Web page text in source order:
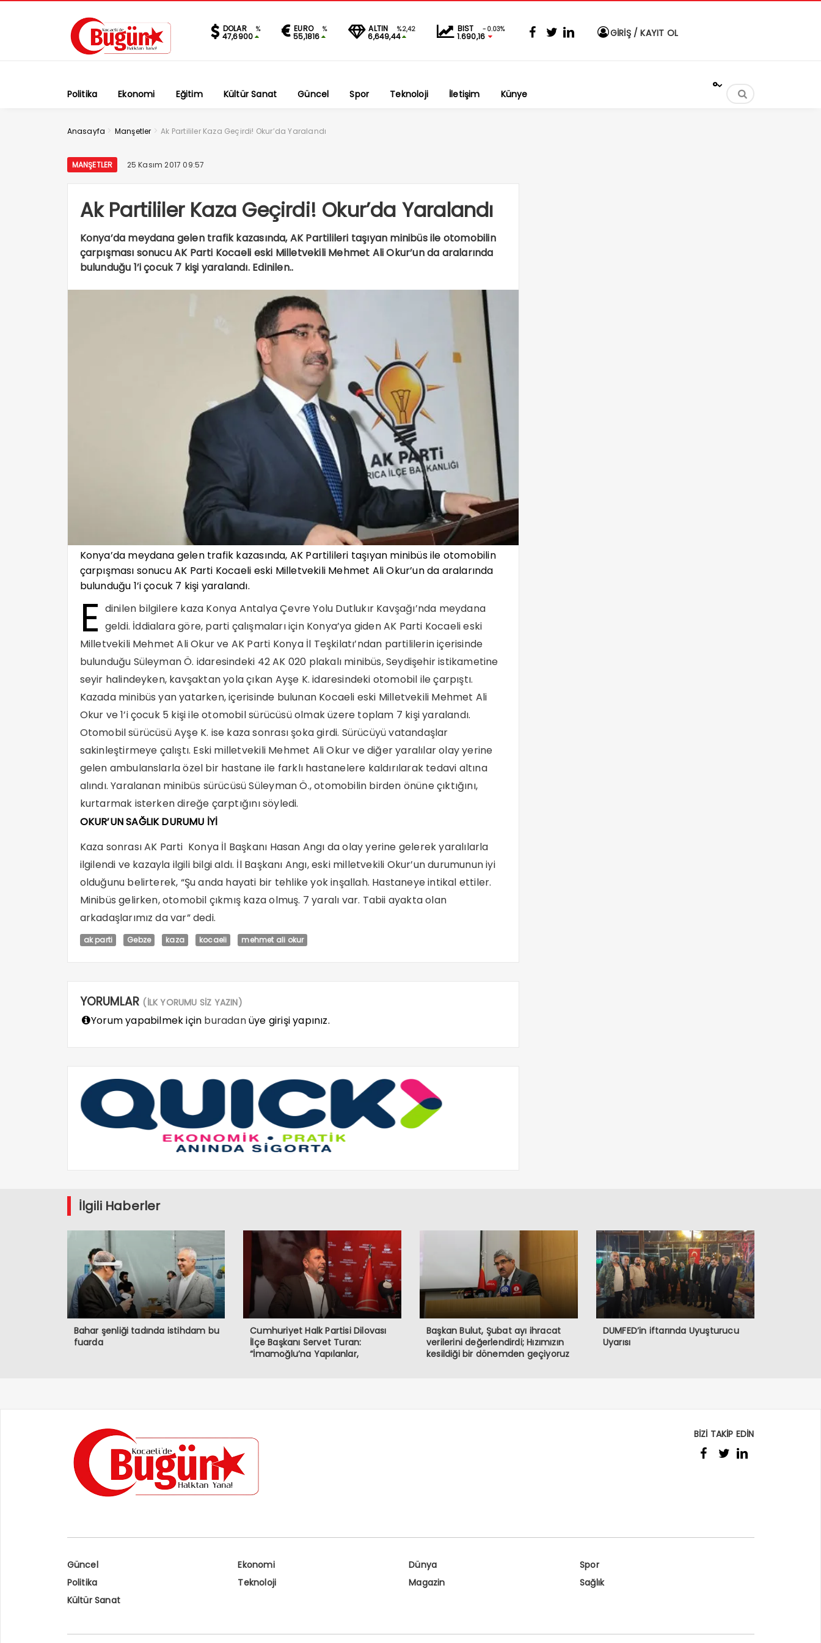
DOLAR %
47,6900
EURO %
55,1816
ALTIN %2,42
6,649,44
BIST -0.03%
1.690,16 GİRİŞ / KAYIT OL
Politika Ekonomi Eğitim Kültür Sanat Güncel Spor Teknoloji İletişim Künye
°
Anasayfa > Manşetler >Ak Partililer Kaza Geçirdi! Okur’da Yaralandı
MANŞETLER 25 Kasım 2017 09:57
Ak Partililer Kaza Geçirdi! Okur’da Yaralandı
Konya’da meydana gelen trafik kazasında, AK Partilileri taşıyan minibüs ile otomobilin
çarpışması sonucu AK Parti Kocaeli eski Milletvekili Mehmet Ali Okur’un da aralarında
bulunduğu 1’i çocuk 7 kişi yaralandı. Edinilen..
Konya’da meydana gelen trafik kazasında, AK Partilileri taşıyan minibüs ile otomobilin
çarpışması sonucu AK Parti Kocaeli eski Milletvekili Mehmet Ali Okur’un da aralarında
bulunduğu 1’i çocuk 7 kişi yaralandı.
E dinilen bilgilere kaza Konya Antalya Çevre Yolu Dutlukır Kavşağı’nda meydana
geldi. İddialara göre, parti çalışmaları için Konya’ya giden AK Parti Kocaeli eski
Milletvekili Mehmet Ali Okur ve AK Parti Konya İl Teşkilatı’ndan partililerin içerisinde
bulunduğu Süleyman Ö. idaresindeki 42 AK 020 plakalı minibüs, Seydişehir istikametine
seyir halindeyken, kavşaktan yola çıkan Ayşe K. idaresindeki otomobil ile çarpıştı.
Kazada minibüs yan yatarken, içerisinde bulunan Kocaeli eski Milletvekili Mehmet Ali
Okur ve 1’i çocuk 5 kişi ile otomobil sürücüsü olmak üzere toplam 7 kişi yaralandı.
Otomobil sürücüsü Ayşe K. ise kaza sonrası şoka girdi. Sürücüyü vatandaşlar
sakinleştirmeye çalıştı. Eski milletvekili Mehmet Ali Okur ve diğer yaralılar olay yerine
gelen ambulanslarla özel bir hastane ile farklı hastanelere kaldırılarak tedavi altına
alındı. Yaralanan minibüs sürücüsü Süleyman Ö., otomobilin birden önüne çıktığını,
kurtarmak isterken direğe çarptığını söyledi.
OKUR’UN SAĞLIK DURUMU İYİ
Kaza sonrası AK Parti Konya İl Başkanı Hasan Angı da olay yerine gelerek yaralılarla
ilgilendi ve kazayla ilgili bilgi aldı. İl Başkanı Angı, eski milletvekili Okur’un durumunun iyi
olduğunu belirterek, “Şu anda hayati bir tehlike yok inşallah. Hastaneye intikal ettiler.
Minibüs gelirken, otomobil çıkmış kaza olmuş. 7 yaralı var. Tabii ayakta olan
arkadaşlarımız da var” dedi.
ak parti Gebze kaza kocaeli mehmet ali okur
YORUMLAR (İLK YORUMU SİZ YAZIN)
Yorum yapabilmek için buradanüye girişi yapınız.
İlgili Haberler
Bahar şenliği tadında istihdam bu
fuarda
Cumhuriyet Halk Partisi Dilovası
İlçe Başkanı Servet Turan:
“İmamoğlu’na Yapılanlar,
Başkan Bulut, Şubat ayı ihracat
verilerini değerlendirdi; Hızımızın
kesildiği bir dönemden geçiyoruz
DUMFED’in iftarında Uyuşturucu
Uyarısı
BİZİ TAKİP EDİN
Güncel Ekonomi Dünya
Spor
Politika
Teknoloji Magazin
Sağlık
Kültür Sanat